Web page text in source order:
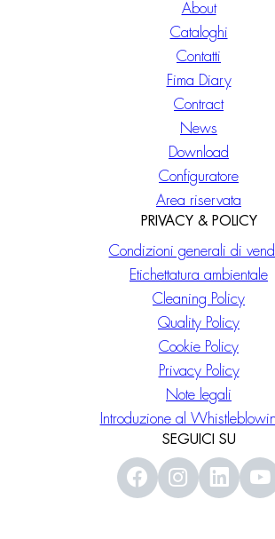
About
Cataloghi
Contatti
Fima Diary
Contract
News
Download
Configuratore
Area riservata
PRIVACY & POLICY
Condizioni generali di
Etichettatura ambientale
Cleaning Policy
Quality Policy
Cookie Policy
Privacy Policy
Note legali
Introduzione al
SEGUICI SU